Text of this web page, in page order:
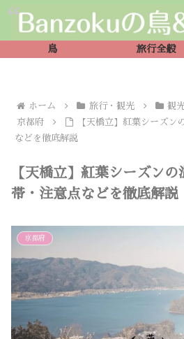
鳥 旅行全般
ホーム 旅行・観光
観
京都府
【天橋立】紅葉シーズン
などを徹底解説
【天橋立】紅葉シーズン
帯・注意点などを徹底解説
京都府